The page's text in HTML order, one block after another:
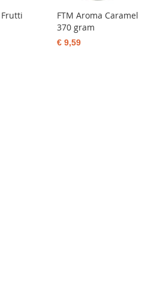
FTM Aroma Caramel
370 gram
€ 9,59